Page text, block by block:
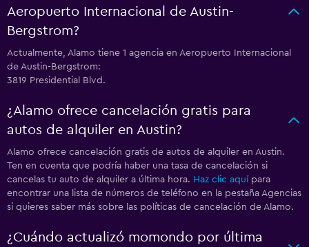
Aeropuerto Internacional de Austin-
Bergstrom?
Actualmente, Alamo tiene 1 agencia en Aeropuerto Internacional
de Austin-Bergstrom:
3819 Presidential Blvd.
¿Alamo ofrece cancelación gratis para
autos de alquiler en Austin?
Alamo ofrece cancelación gratis de autos de alquiler en Austin.
Ten en cuenta que podría haber una tasa de cancelación si
cancelas tu auto de alquiler a última hora. Haz clic aquí para
encontrar una lista de números de teléfono en la pestaña Agencias
si quieres saber más sobre las políticas de cancelación de Alamo.
¿Cuándo actualizó momondo por última